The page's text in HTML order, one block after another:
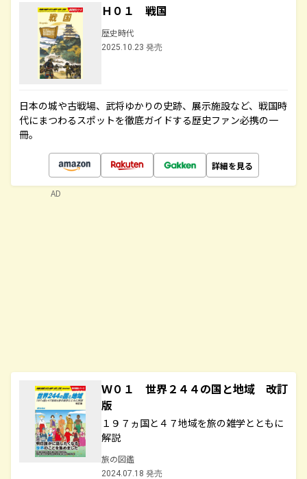
Ｈ０１ 戦国
歴史時代
2025.10.23 発売
日本の城や古戦場、武将ゆかりの史跡、展示施設など、戦国時
代にまつわるスポットを徹底ガイドする歴史ファン必携の一
冊。
詳細を見る
Ｗ０１ 世界２４４の国と地域 改訂
版
１９７ヵ国と４７地域を旅の雑学とともに
解説
旅の図鑑
2024.07.18 発売
AD